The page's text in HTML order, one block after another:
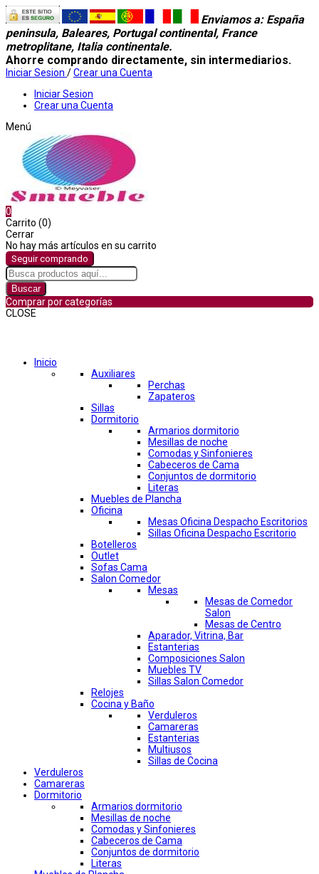
Enviamos a: España
peninsula, Baleares, Portugal continental, France
metroplitane, Italia continentale.
Ahorre comprando directamente, sin intermediarios.
Iniciar Sesion /Crear una Cuenta
Iniciar Sesion
Crear una Cuenta
Menú
0
Carrito (0)
Cerrar
No hay más artículos en su carrito
Seguir comprando
Buscar
Comprar por categorías
CLOSE
Inicio
Auxiliares
Perchas
Zapateros
Sillas
Dormitorio
Armarios dormitorio
Mesillas de noche
Comodas y Sinfonieres
Cabeceros de Cama
Conjuntos de dormitorio
Literas
Muebles de Plancha
Oficina
Mesas Oficina Despacho Escritorios
Sillas Oficina Despacho Escritorio
Botelleros
Outlet
Sofas Cama
Salon Comedor
Mesas
Mesas de Comedor
Salon
Mesas de Centro
Aparador, Vitrina, Bar
Estanterias
Composiciones Salon
Muebles TV
Sillas Salon Comedor
Relojes
Cocina y Baño
Verduleros
Camareras
Estanterias
Multiusos
Sillas de Cocina
Verduleros
Camareras
Dormitorio
Armarios dormitorio
Mesillas de noche
Comodas y Sinfonieres
Cabeceros de Cama
Conjuntos de dormitorio
Literas